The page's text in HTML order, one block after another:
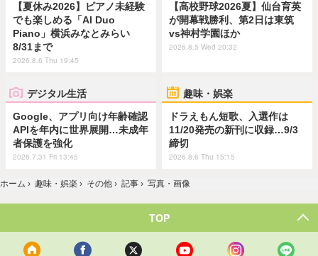
【夏休み2026】ピアノ未経験
でも楽しめる「AI Duo
Piano」横浜みなとみらい
8/31まで
2026.8.6 Thu 19:45
【高校野球2026夏】仙台育英
が開幕戦勝利、第2日は東筑
vs神村学園ほか
2026.8.5 Wed 20:32
デジタル生活
Google、アプリ向け年齢確認
APIを年内に世界展開…未成年
者保護を強化
2026.7.31 Fri 13:45
趣味・娯楽
ドラえもん短歌、入選作は
11/20発売の新刊に収録…9/3
締切
2026.8.6 Thu 15:15
ホーム › 趣味・娯楽 › その他 › 記事 › 写真・画像
TOP